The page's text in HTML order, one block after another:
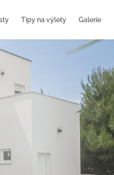
Tipy na výlety Galerie